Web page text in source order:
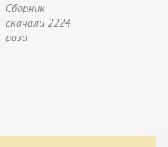
Сборник
скачали 2224
раза